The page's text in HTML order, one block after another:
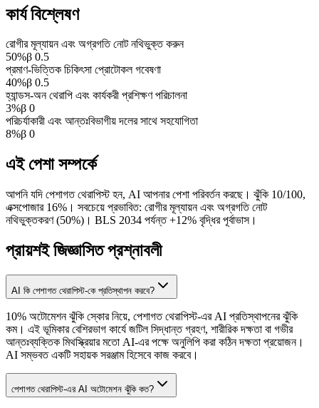
কার্য বিশ্লেষণ
রোগীর মূল্যায়ন এবং অগ্রগতি নোট নথিভুক্ত করুন
50%β 0.5
প্রমাণ-ভিত্তিক চিকিৎসা প্রোটোকল গবেষণা
40%β 0.5
হ্যান্ডস-অন থেরাপি এবং কার্যকরী প্রশিক্ষণ পরিচালনা
3%β 0
পরিচর্যাকারী এবং আন্তঃবিভাগীয় দলের সাথে সহযোগিতা
8%β 0
এই পেশা সম্পর্কে
আপনি যদি পেশাগত থেরাপিস্ট হন, AI আপনার পেশা পরিবর্তন করছে। ঝুঁকি 10/100,
এক্সপোজার 16%। সবচেয়ে প্রভাবিত: রোগীর মূল্যায়ন এবং অগ্রগতি নোট
নথিভুক্তকরণ (50%)। BLS 2034 পর্যন্ত +12% বৃদ্ধির পূর্বাভাস।
প্রায়শই জিজ্ঞাসিত প্রশ্নাবলী
AI কি পেশাগত থেরাপিস্ট-কে প্রতিস্থাপন করবে?
10% অটোমেশন ঝুঁকি স্কোর নিয়ে, পেশাগত থেরাপিস্ট-এর AI প্রতিস্থাপনের ঝুঁকি
কম। এই ভূমিকার বেশিরভাগ কার্যে জটিল সিদ্ধান্ত গ্রহণ, শারীরিক দক্ষতা বা গভীর
আন্তঃব্যক্তিক মিথস্ক্রিয়ার মতো AI-এর পক্ষে অনুলিপি করা কঠিন দক্ষতা প্রয়োজন।
AI সম্ভবত একটি সহায়ক সরঞ্জাম হিসেবে কাজ করবে।
পেশাগত থেরাপিস্ট-এর AI অটোমেশন ঝুঁকি কত?